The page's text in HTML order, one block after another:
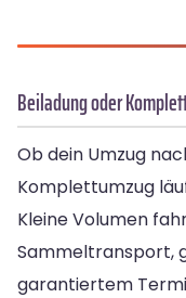
Beiladung oder
Ob dein Umzug
Komplettumzug
Kleine Volumen
Sammeltransport,
garantiertem